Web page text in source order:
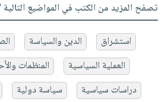
تصفح المزيد من الكتب في المواضيع
استشراق الدين والسياسة
العملية السياسية
المنظمات
دراسات سياسية
سياسة دولية